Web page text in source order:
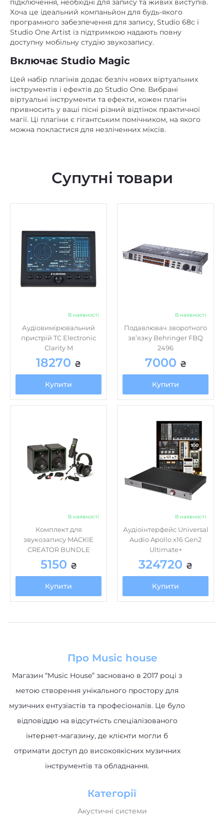
підключення, необхідні для запису та живих виступів.
Хоча це ідеальний компаньйон для будь-якого
програмного забезпечення для запису, Studio 68c і
Studio One Artist із підтримкою надають повну
доступну мобільну студію звукозапису.
Включає Studio Magic
Цей набір плагінів додає безліч нових віртуальних
інструментів і ефектів до Studio One. Вибрані
віртуальні інструменти та ефекти, кожен плагін
привносить у ваші пісні різний відтінок практичної
магії. Ці плагіни є гігантським помічником, на якого
можна покластися для незліченних міксів.
Супутні товари
В наявності
Аудіовимірювальний
пристрій TC Electronic
Clarity M
18270 ₴
Купити
В наявності
Подавлювач зворотного
зв’язку Behringer FBQ
2496
7000 ₴
Купити
В наявності
Комплект для
звукозапису MACKIE
CREATOR BUNDLE
5150 ₴
Купити
В наявності
Аудіоінтерфейс Universal
Audio Apollo x16 Gen2
Ultimate+
324720 ₴
Купити
Про Music house
Магазин “Music House” засновано в 2017 році з
метою створення унікального простору для
музичних ентузіастів та професіоналів. Це було
відповіддю на відсутність спеціалізованого
інтернет-магазину, де клієнти могли б
отримати доступ до високоякісних музичних
інструментів та обладнання.
Категорії
Акустичні системи